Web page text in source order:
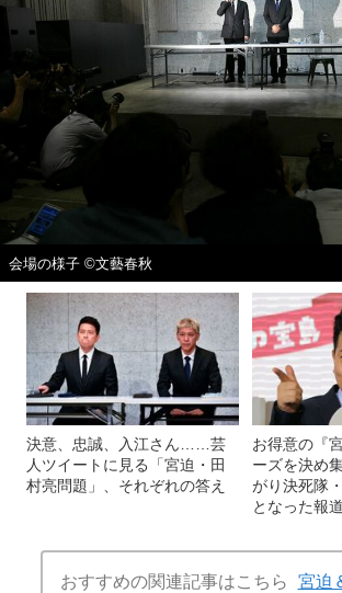
会場の様子 ©文藝春秋
決意、忠誠、入江さん……芸
人ツイートに見る「宮迫・田
村亮問題」、それぞれの答え
お得意の『
ーズを決め
がり決死隊
となった報
おすすめの関連記事はこちら
宮迫